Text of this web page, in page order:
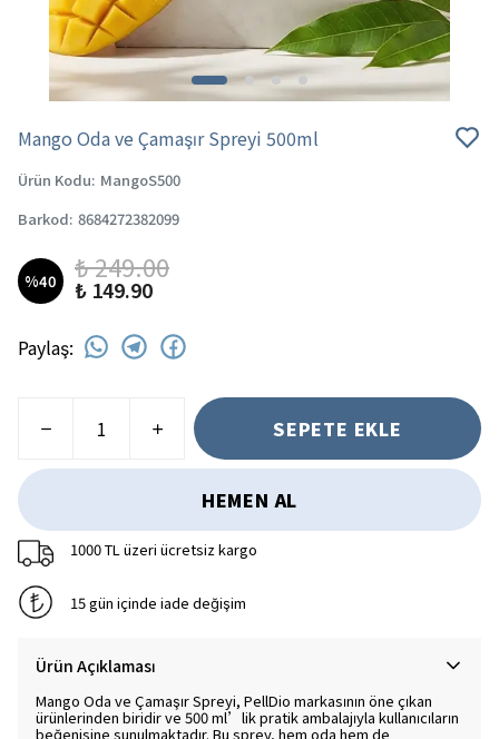
Mango Oda ve Çamaşır Spreyi 500ml
Ürün Kodu: MangoS500
Barkod: 8684272382099
%40 ₺ 249.00
₺ 149.90
Paylaş:
SEPETE EKLE
HEMEN AL
1000 TL üzeri ücretsiz kargo
15 gün içinde iade değişim
Ürün Açıklaması
Mango Oda ve Çamaşır Spreyi, PellDio markasının öne çıkan
ürünlerinden biridir ve 500 ml’lik pratik ambalajıyla kullanıcıların
beğenisine sunulmaktadır. Bu sprey, hem oda hem de